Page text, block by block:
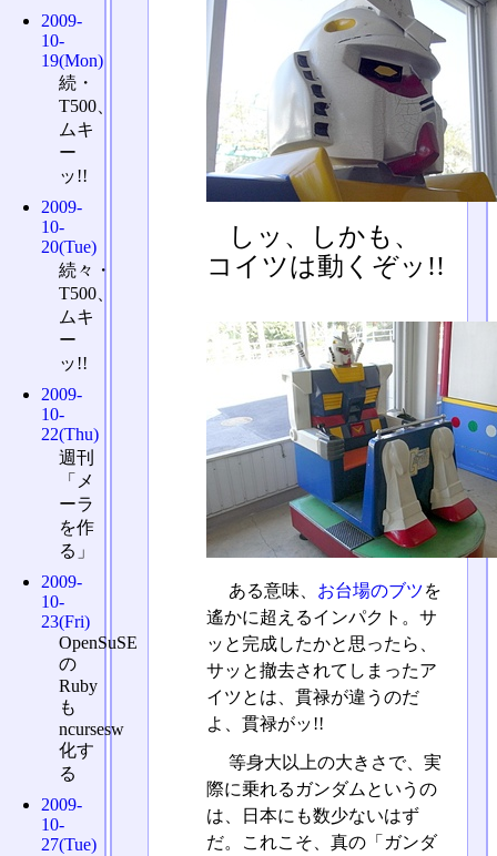
しッ、しかも、
コイツは動くぞッ!!
ある意味、 お台場のブツを
遙かに超えるインパクト。サ
ッと完成したかと思ったら、
サッと撤去されてしまったア
イツとは、貫禄が違うのだ
よ、貫禄がッ!!
等身大以上の大きさで、実
際に乗れるガンダムというの
は、日本にも数少ないはず
だ。これこそ、真の「ガンダ
2009-
10-
19(Mon)
続・
T500、
ムキ
ー
ッ!!
2009-
10-
20(Tue)
続々・
T500、
ムキ
ー
ッ!!
2009-
10-
22(Thu)
週刊
「メ
ーラ
を作
る」
2009-
10-
23(Fri)
OpenSuSE
の
Ruby
も
ncursesw
化す
る
2009-
10-
27(Tue)